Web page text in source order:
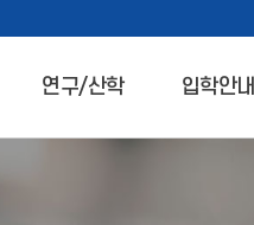
연구/산학 입학안내